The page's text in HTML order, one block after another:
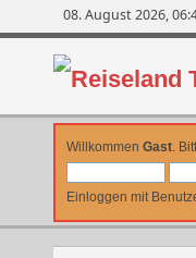
08. August 2026,
Willkommen Gast.
Einloggen mit